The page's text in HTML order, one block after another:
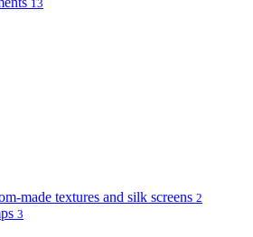
13
made textures and silk screens 2
3